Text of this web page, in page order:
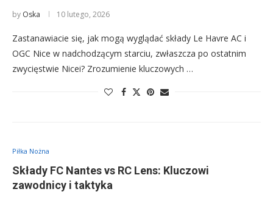
by Oska 10 lutego, 2026
Zastanawiacie się, jak mogą wyglądać składy Le Havre AC i
OGC Nice w nadchodzącym starciu, zwłaszcza po ostatnim
zwycięstwie Nicei? Zrozumienie kluczowych …
Piłka Nożna
Składy FC Nantes vs RC Lens: Kluczowi
zawodnicy i taktyka